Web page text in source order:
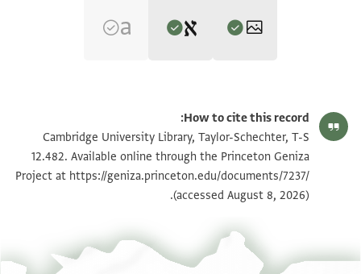
Gershon Weiss, "Legal Documents Written by the Court Clerk
Halfon Ben Manasse (Dated 1100-1138)" (PhD diss., n.p., 1970).
T-S 12.482 recto
[...]אל[...]
[...]קד סא[...]
[...] מענא אלי ד[...]חזן להא[...]
[...]מע ואלדה וסלמהא [אלי]הא ען ואלד[ה...]
T-S 12.482 1v הגדל וסובב
תנאי היתר שימוש בתצלום
How to cite this record:
Cambridge University Library, Taylor-Schechter, T-S
12.482. Available online through the Princeton Geniza
Project athttps://geniza.princeton.edu/documents/7237/
(accessed August 8, 2026).